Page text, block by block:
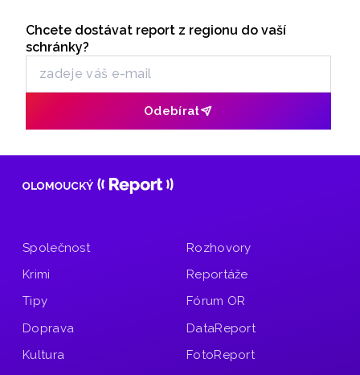
Odběr newsletteru
Chcete dostávat report z regionu do vaší
schránky?
Odebírat
Společnost
Krimi
Tipy
Doprava
Kultura
Rozhovory
Reportáže
Fórum OR
DataReport
FotoReport